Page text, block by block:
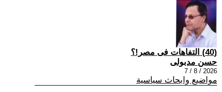
(40) التفاهات فى مصر!؟
حسن مدبولى
2026 / 8 / 7
مواضيع وابحاث سياسية